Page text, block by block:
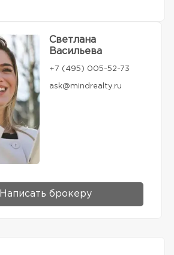
Светлана
Васильева
+7 (495) 005-52-73
ask@mindrealty.ru
Написать брокеру